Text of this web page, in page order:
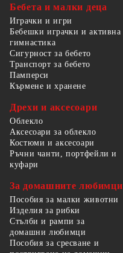
Бебета и малки деца
Играчки и игри
Бебешки играчки и активна
гимнастика
Сигурност за бебето
Транспорт за бебето
Памперси
Кърмене и хранене
Дрехи и аксесоари
Облекло
Аксесоари за облекло
Костюми и аксесоари
Ръчни чанти, портфейли и
куфари
За домашните любимци
Пособия за малки животни
Изделия за рибки
Стълби и рампи за
домашни любимци
Пособия за сресване и